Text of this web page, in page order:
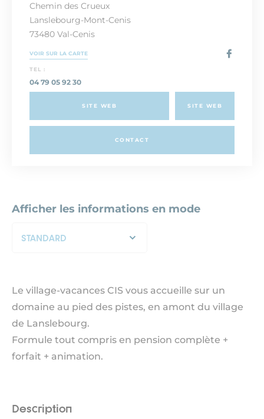
Afficher les informations en mode
STANDARD
Le village-vacances CIS vous accueille sur un
domaine au pied des pistes, en amont du village
de Lanslebourg.
Formule tout compris en pension complète +
forfait + animation.
Description
Chemin des Crueux
Lanslebourg-Mont-Cenis
73480 Val-Cenis
VOIR SUR LA CARTE
TEL :
04 79 05 92 30
SITE WEB SITE WEB
CONTACT